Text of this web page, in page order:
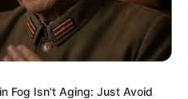
Fo​g Isn't Aging: Just Avoid